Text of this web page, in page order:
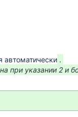
автоматически .
при указании 2 и